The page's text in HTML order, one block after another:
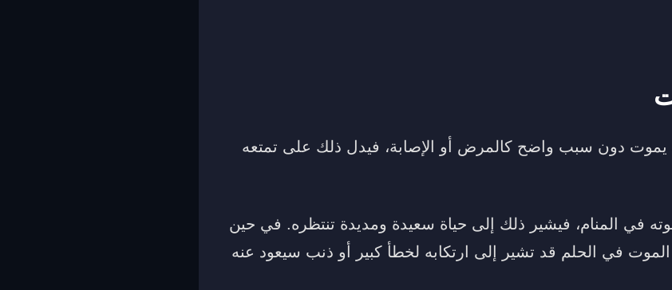
دون سبب واضح كالمرض أو الإصابة، فيدل ذلك على تمتعه
في المنام، فيشير ذلك إلى حياة سعيدة ومديدة تنتظره. في حين
في الحلم قد تشير إلى ارتكابه لخطأ كبير أو ذنب سيعود عنه